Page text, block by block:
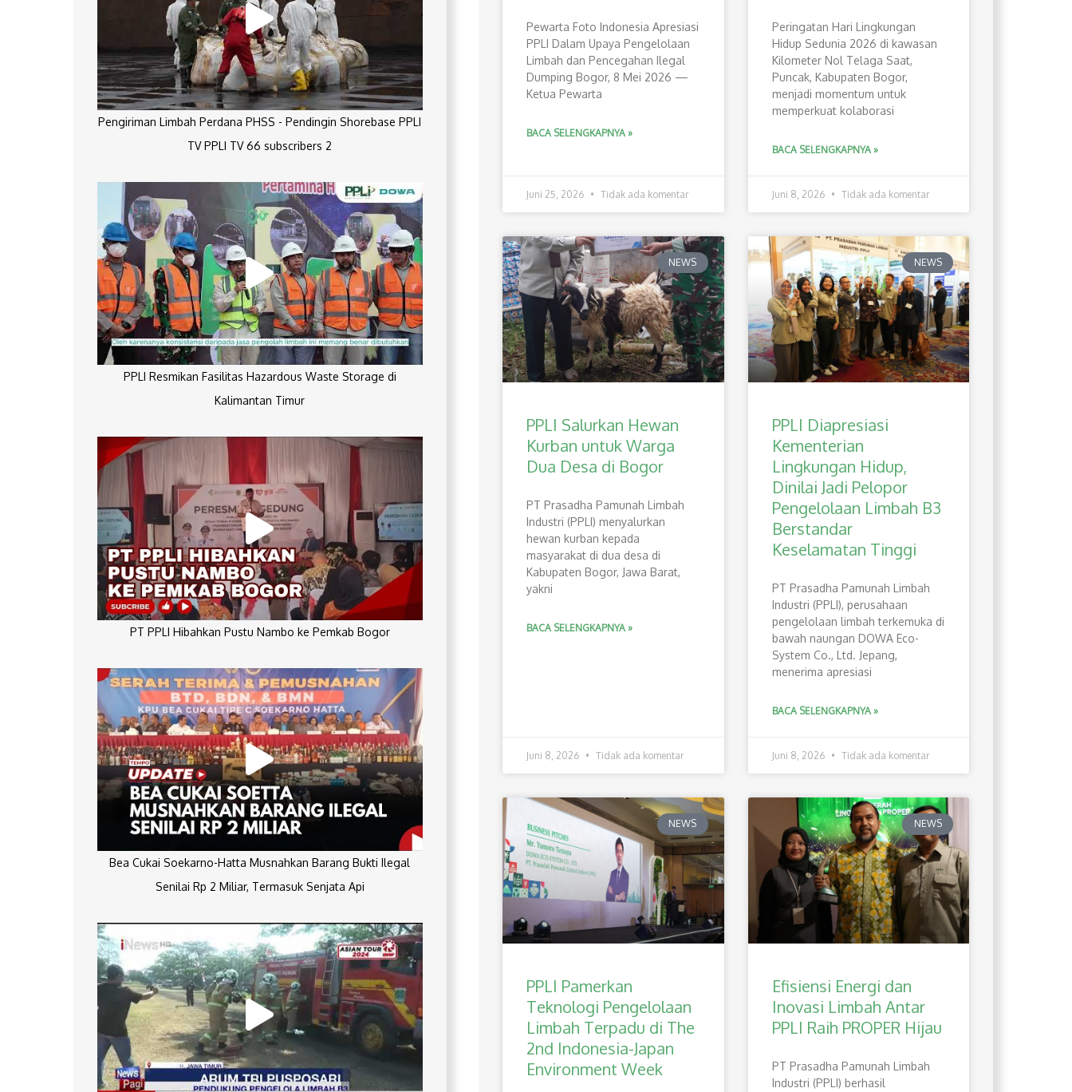
Pengiriman Limbah Perdana PHSS - Pendingin Shorebase PPLI
TV PPLI TV 66 subscribers 2
PPLI Resmikan Fasilitas Hazardous Waste Storage di
Kalimantan Timur
PT PPLI Hibahkan Pustu Nambo ke Pemkab Bogor
Bea Cukai Soekarno-Hatta Musnahkan Barang Bukti Ilegal
Senilai Rp 2 Miliar, Termasuk Senjata Api
Pewarta Foto Indonesia Apresiasi
PPLI Dalam Upaya Pengelolaan
Limbah dan Pencegahan Ilegal
Dumping Bogor, 8 Mei 2026 —
Ketua Pewarta
BACA SELENGKAPNYA »
Juni 25, 2026 Tidak ada komentar
Peringatan Hari Lingkungan
Hidup Sedunia 2026 di kawasan
Kilometer Nol Telaga Saat,
Puncak, Kabupaten Bogor,
menjadi momentum untuk
memperkuat kolaborasi
BACA SELENGKAPNYA »
Juni 8, 2026 Tidak ada komentar
NEWS
PPLI Salurkan Hewan
Kurban untuk Warga
Dua Desa di Bogor
PT Prasadha Pamunah Limbah
Industri (PPLI) menyalurkan
hewan kurban kepada
masyarakat di dua desa di
Kabupaten Bogor, Jawa Barat,
yakni
BACA SELENGKAPNYA »
Juni 8, 2026 Tidak ada komentar
NEWS
PPLI Diapresiasi
Kementerian
Lingkungan Hidup,
Dinilai Jadi Pelopor
Pengelolaan Limbah B3
Berstandar
Keselamatan Tinggi
PT Prasadha Pamunah Limbah
Industri (PPLI), perusahaan
pengelolaan limbah terkemuka di
bawah naungan DOWA Eco-
System Co., Ltd. Jepang,
menerima apresiasi
BACA SELENGKAPNYA »
Juni 8, 2026 Tidak ada komentar
NEWS
PPLI Pamerkan
Teknologi Pengelolaan
Limbah Terpadu di The
2nd Indonesia-Japan
Environment Week
NEWS
Efisiensi Energi dan
Inovasi Limbah Antar
PPLI Raih PROPER Hijau
PT Prasadha Pamunah Limbah
Industri (PPLI) berhasil